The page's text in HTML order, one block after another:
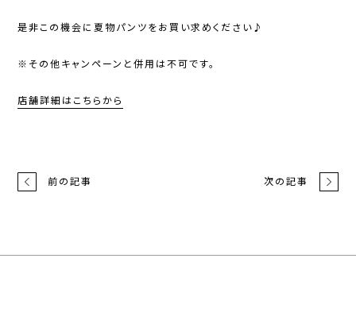
是非この機会に夏物パンツをお買い求めください♪
※その他キャンペーンと併用は不可です。
店舗詳細はこちらから
前の記事 次の記事